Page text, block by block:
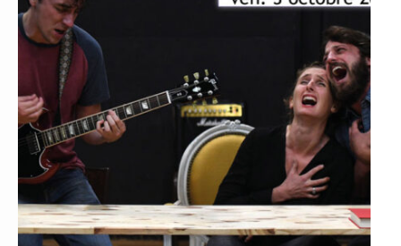
Méditerranée
»
l’agglo